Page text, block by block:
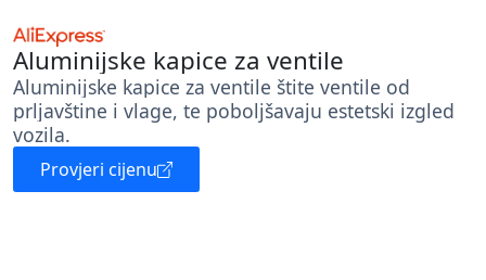
Aluminijske kapice za ventile
Aluminijske kapice za ventile štite ventile od
prljavštine i vlage, te poboljšavaju estetski izgled
vozila.
Provjeri cijenu